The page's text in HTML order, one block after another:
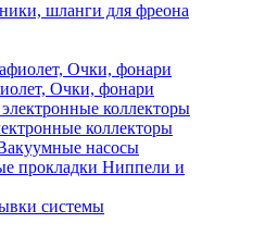
шланги для фреона
Очки, фонари
коллекторы
насосы
Ниппели и